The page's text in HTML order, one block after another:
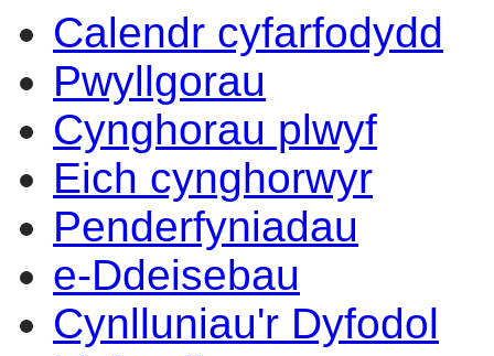
Calendr cyfarfodydd
Pwyllgorau
Cynghorau plwyf
Eich cynghorwyr
Penderfyniadau
e-Ddeisebau
Cynlluniau'r Dyfodol